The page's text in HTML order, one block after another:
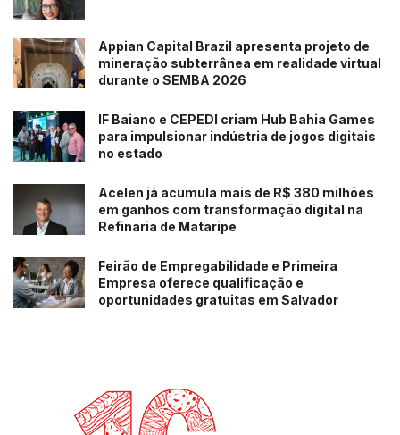
Appian Capital Brazil apresenta projeto de
mineração subterrânea em realidade virtual
durante o SEMBA 2026
IF Baiano e CEPEDI criam Hub Bahia Games
para impulsionar indústria de jogos digitais
no estado
Acelen já acumula mais de R$ 380 milhões
em ganhos com transformação digital na
Refinaria de Mataripe
Feirão de Empregabilidade e Primeira
Empresa oferece qualificação e
oportunidades gratuitas em Salvador